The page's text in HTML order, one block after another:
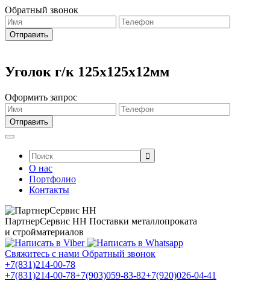
Обратный звонок
Уголок г/к 125x125x12мм
Оформить запрос
Поиск:
О нас
Портфолио
Контакты
ПартнерСервис НН Поставки металлопроката
и стройматериалов
Свяжитесь с нами Обратный звонок
+7(831)214-00-78
+7(831)214-00-78+7(903)059-83-82+7(920)026-04-41